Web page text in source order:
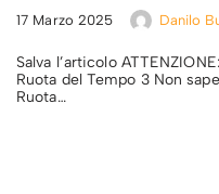
17 Marzo 2025 Danilo
Salva l’articolo
Ruota del Tempo 3 Non
Ruota…